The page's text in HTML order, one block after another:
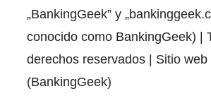
„BankingGeek” y
conocido como BankingGeek) |
derechos reservados | Sitio web
(BankingGeek)